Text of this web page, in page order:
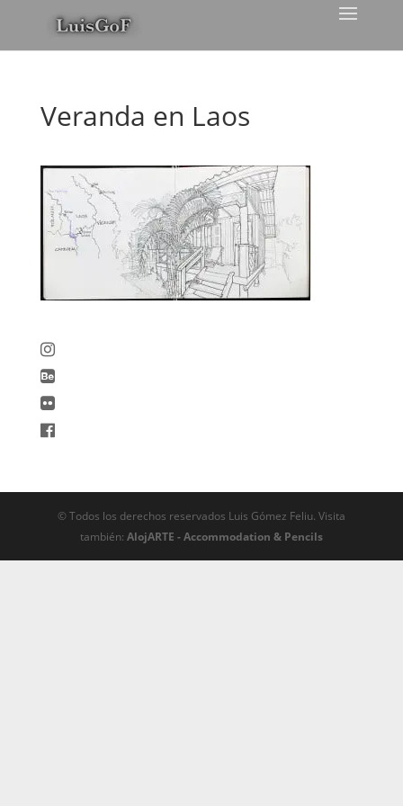
Veranda en Laos
© Todos los derechos reservados Luis Gómez Feliu. Visita
también: AlojARTE - Accommodation & Pencils